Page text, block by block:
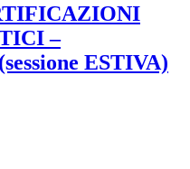
–
ESTIVA)